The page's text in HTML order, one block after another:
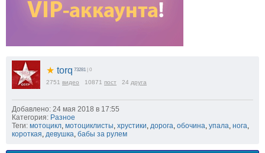
★ torq 73281 | 0
2751 видео 10871 пост 24 друга
Добавлено: 24 мая 2018 в 17:55
Категория: Разное
Теги: мотоцикл мотоциклисты хрустики дорога обочина упала нога
короткая девушка бабы за рулем